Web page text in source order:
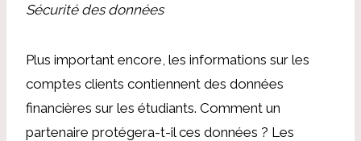
Sécurité des données
Plus important encore, les informations sur les
comptes clients contiennent des données
financières sur les étudiants. Comment un
partenaire protégera-t-il ces données ? Les